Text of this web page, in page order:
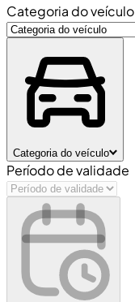
Categoria do veículo
Categoria do veículo
Período de validade